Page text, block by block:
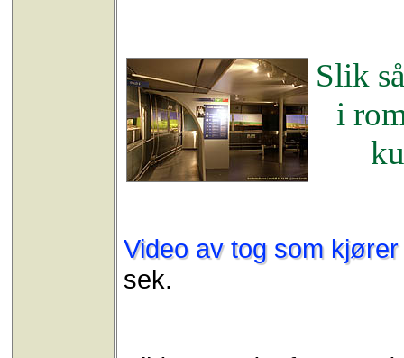
Slik
i
Video av tog som
sek.